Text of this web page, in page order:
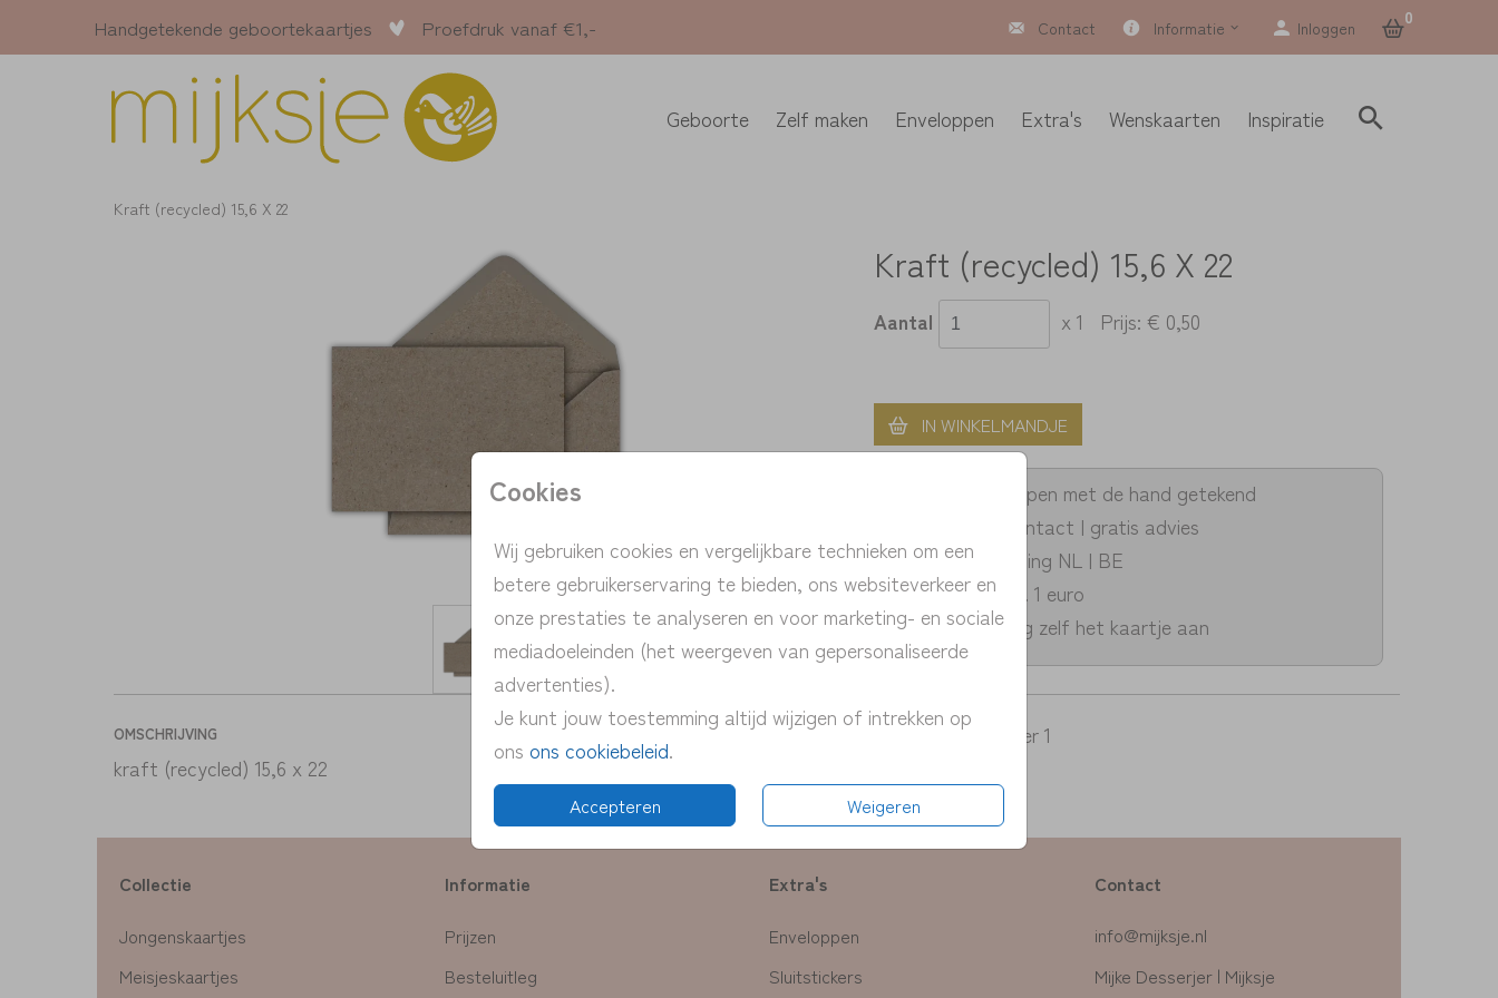
Handgetekende geboortekaartjes Proefdruk vanaf €1,- Contact Informatie Inloggen 0
Geboorte Zelf maken Enveloppen Extra's Wenskaarten Inspiratie
Cookies
Wij gebruiken cookies en vergelijkbare technieken om een
betere gebruikerservaring te bieden, ons websiteverkeer en
onze prestaties te analyseren en voor marketing- en sociale
mediadoeleinden (het weergeven van gepersonaliseerde
advertenties).
Je kunt jouw toestemming altijd wijzigen of intrekken op
ons ons cookiebeleid.
Accepteren Weigeren
Kraft (recycled) 15,6 X 22
Kraft (recycled) 15,6 X 22
Aantal x 1 Prijs:€ 0,50
IN WINKELMANDJE
> unieke ontwerpen met de hand getekend
> persoonlijk contact | gratis advies
> snelle verzending NL | BE
> proefdruk v.a. 1 euro
> pas eenvoudig zelf het kaartje aan
OMSCHRIJVING
kraft (recycled) 15,6 x 22
Prijs:€ 0,50 per 1
Collectie
Jongenskaartjes
Meisjeskaartjes
Informatie
Prijzen
Besteluitleg
Extra's
Enveloppen
Sluitstickers
Contact
info@mijksje.nl
Mijke Desserjer | Mijksje